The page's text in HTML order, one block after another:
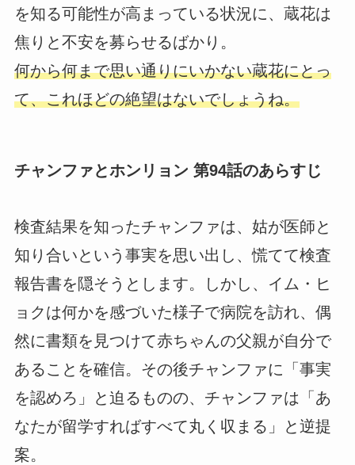
を知る可能性が高まっている状況に、蔵花は
焦りと不安を募らせるばかり。
何から何まで思い通りにいかない蔵花にとっ
て、これほどの絶望はないでしょうね。
チャンファとホンリョン 第94話のあらすじ
検査結果を知ったチャンファは、姑が医師と
知り合いという事実を思い出し、慌てて検査
報告書を隠そうとします。しかし、イム・ヒ
ョクは何かを感づいた様子で病院を訪れ、偶
然に書類を見つけて赤ちゃんの父親が自分で
あることを確信。その後チャンファに「事実
を認めろ」と迫るものの、チャンファは「あ
なたが留学すればすべて丸く収まる」と逆提
案。